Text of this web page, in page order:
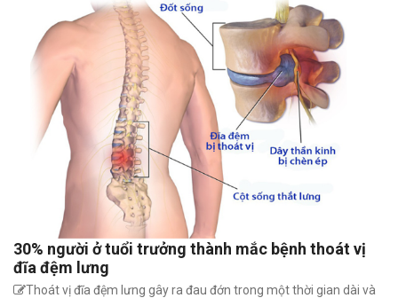
30% người ở tuổi trưởng thành mắc bệnh thoát vị
đĩa đệm lưng
Thoát vị đĩa đệm lưng gây ra đau đớn trong một thời gian dài và